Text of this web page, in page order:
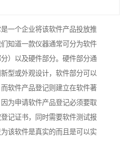
一个企业将该软件产品投放推
知道一款仪器通常可分为软件
）以及硬件部分。硬件部分通
型或外观设计，软件部分可以
软件产品登记则建立在软件著
为申请软件产品登记必须要取
记证书，同时需要软件测试报
该软件是真实的而且是可以实